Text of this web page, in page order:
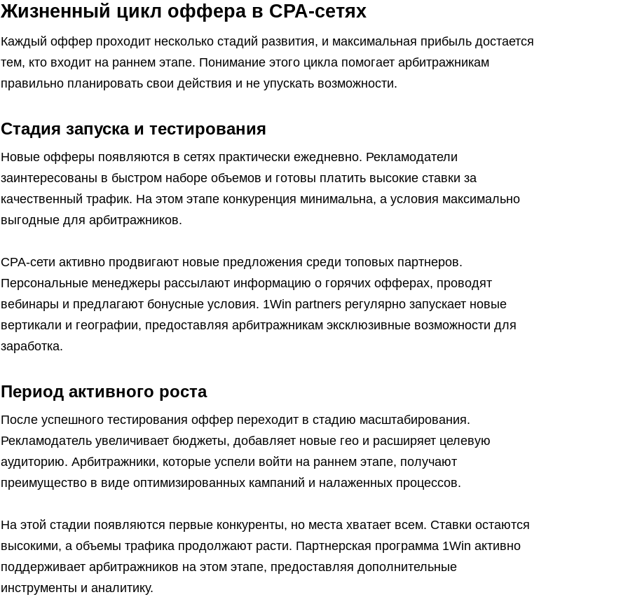
Жизненный цикл оффера в CPA-сетях
Каждый оффер проходит несколько стадий развития, и максимальная прибыль достается
тем, кто входит на раннем этапе. Понимание этого цикла помогает арбитражникам
правильно планировать свои действия и не упускать возможности.
Стадия запуска и тестирования
Новые офферы появляются в сетях практически ежедневно. Рекламодатели
заинтересованы в быстром наборе объемов и готовы платить высокие ставки за
качественный трафик. На этом этапе конкуренция минимальна, а условия максимально
выгодные для арбитражников.
CPA-сети активно продвигают новые предложения среди топовых партнеров.
Персональные менеджеры рассылают информацию о горячих офферах, проводят
вебинары и предлагают бонусные условия. 1Win partners регулярно запускает новые
вертикали и географии, предоставляя арбитражникам эксклюзивные возможности для
заработка.
Период активного роста
После успешного тестирования оффер переходит в стадию масштабирования.
Рекламодатель увеличивает бюджеты, добавляет новые гео и расширяет целевую
аудиторию. Арбитражники, которые успели войти на раннем этапе, получают
преимущество в виде оптимизированных кампаний и налаженных процессов.
На этой стадии появляются первые конкуренты, но места хватает всем. Ставки остаются
высокими, а объемы трафика продолжают расти. Партнерская программа 1Win активно
поддерживает арбитражников на этом этапе, предоставляя дополнительные
инструменты и аналитику.